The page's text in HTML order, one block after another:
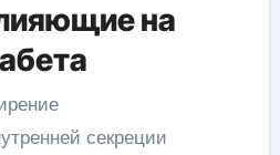
на
секреции